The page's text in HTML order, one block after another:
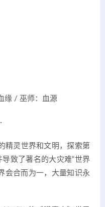
缘 / 巫师：血源
精灵世界和文明，探索第
致了著名的大灾难“世界
会合而为一，大量知识永